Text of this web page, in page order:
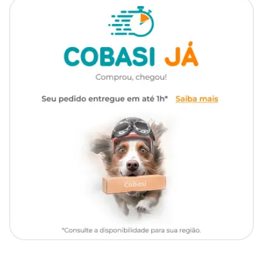
Todas as Raças
Indicação
Alimentação diária para cães
adultos com mais de 7 anos
Linha Extra Life
Dog Chow
Unissex
você proporciona tudo o que ele precisa. Acesse o site, App ou visite
uma loja física da Cobasi e confira nossas condições.
Ingredientes
Grão de milho*, farinha de carne e osso de suínos, farinha de
milho (60)*, quirera de arroz, casca de soja*, gordura de frango,
cloreto de potássio, carbonato de cálcio, cenoura, ervilha moída
desidratada, DL-metionina, L-Lisina, vitaminas (retinol,
colecalciferol, ácido ascórbico, acetato de D-alfa-tocoferol,
menadiona bissulfito de sódio, tiamina, riboflavina, niacina (ácido
nicotínico), D-pantotenato de cálcio, cloridrato de piridoxina,
biotina, ácido fólico, cianocobalamina, cloreto de colina), minerais
(sulfato de zinco monohidratado, sulfato ferroso monohidratado,
sulfato de manganês monohidratado, sulfato de cobre
pentahidratado, iodato de cálcio, selenito de sódio, proteinato de
cobre, proteinato de ferro, proteinato de manganês, proteinato de
selênio, proteinato de zinco) e BHT. Eventuais Substitutivos:
farinha de carne e osso de bovinos, farinha de salmão, farinha de